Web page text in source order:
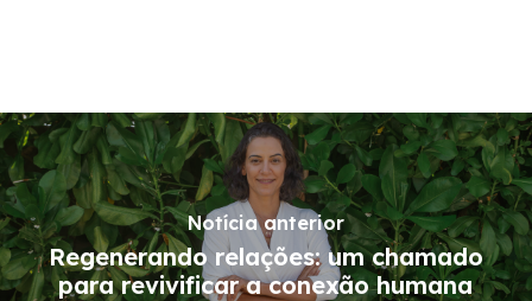
Notícia anterior
Regenerando relações: um chamado
para revivificar a conexão humana